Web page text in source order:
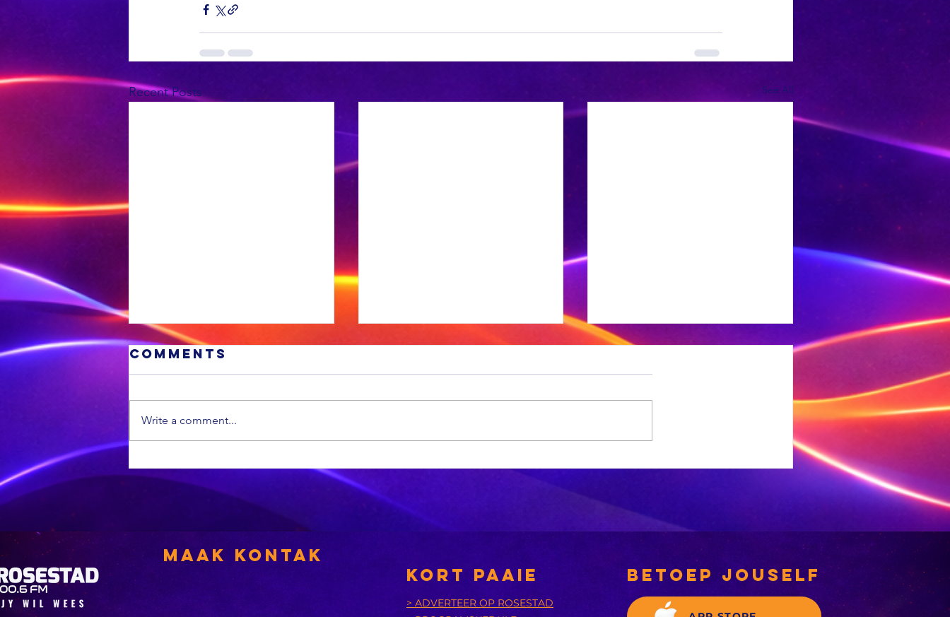
Recent Posts See All
Minder
vuurwapenlisensies
Xhariep kry
nuwe
munisipaliteit
‘ANC-
burgemeesterskandidate
is deeglik gekeur’
Comments
Write a comment...
Maak Kontak
betoep jouself
KORT PAAIE
> ADVERTEER OP ROSESTAD